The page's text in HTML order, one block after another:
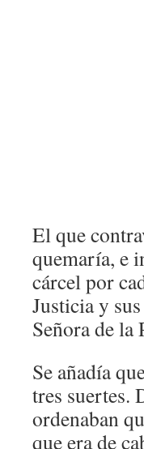
El que
quemaría, e
cárcel por
Justicia y
Señora de la
Se añadía
tres suertes.
ordenaban
que era de